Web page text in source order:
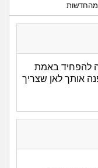
מהחדשות
להפחיד באמת
אותך לאן שצריך